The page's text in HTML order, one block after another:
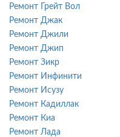
Ремонт Грейт Вол
Ремонт Джак
Ремонт Джили
Ремонт Джип
Ремонт Зикр
Ремонт Инфинити
Ремонт Исузу
Ремонт Кадиллак
Ремонт Киа
Ремонт Лада